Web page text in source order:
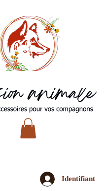
Identifiant